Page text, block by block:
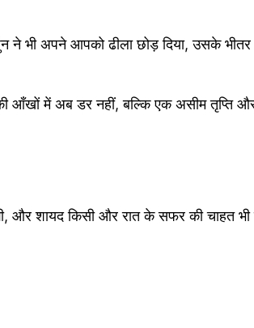
अपने आपको ढीला छोड़ दिया, उसके भीतर
आँखों में अब डर नहीं, बल्कि एक असीम तृप्ति
और शायद किसी और रात के सफर की चाहत भी